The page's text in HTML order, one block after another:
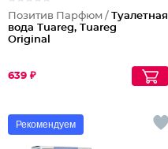
Позитив Парфюм / Туалетная
вода Tuareg, Tuareg
Original
639 ₽
Рекомендуем